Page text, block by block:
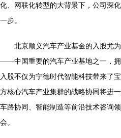
化、网联化转型的大背景下，公司深
一步。
北京顺义汽车产业基金的入股尤
——中国重要的汽车产业基地之一，
入股不仅为宁德时代智能科技带来了
方核心汽车产业集群的战略协同将进
车路协同、智能制造等前沿技术咨询
会。